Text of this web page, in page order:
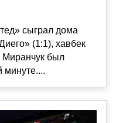
сыграл дома
(1:1), хавбек
Миранчук был
минуте....